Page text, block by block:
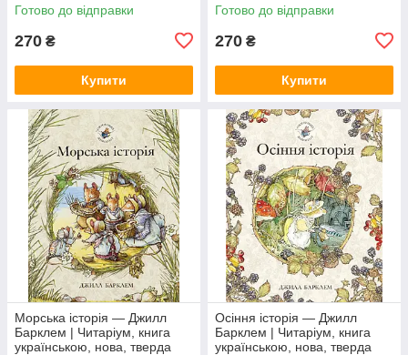
Готово до відправки
270 ₴
Купити
Готово до відправки
270 ₴
Купити
Морська історія — Джилл
Барклем | Читаріум, книга
українською, нова, тверда
Осіння історія — Джилл
Барклем | Читаріум, книга
українською, нова, тверда